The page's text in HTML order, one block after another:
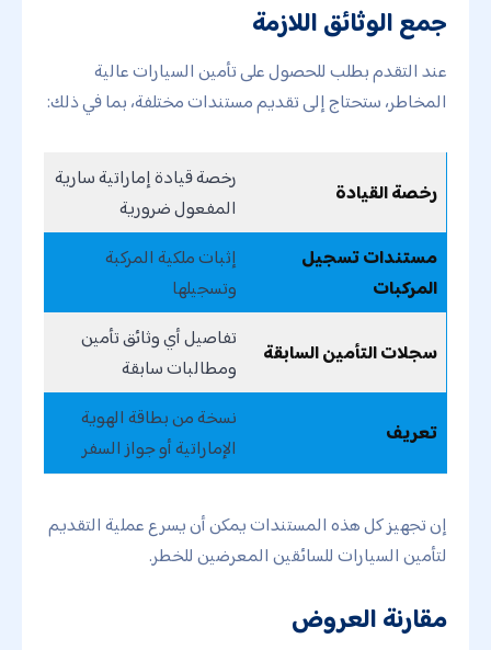
جمع الوثائق اللازمة
عند التقدم بطلب للحصول على تأمين السيارات عالية
المخاطر، ستحتاج إلى تقديم مستندات مختلفة، بما في ذلك:
رخصة القيادة
رخصة قيادة إماراتية سارية
المفعول ضرورية
مستندات تسجيل
المركبات
إثبات ملكية المركبة
وتسجيلها
سجلات التأمين السابقة
تفاصيل أي وثائق تأمين
ومطالبات سابقة
تعريف
نسخة من بطاقة الهوية
الإماراتية أو جواز السفر
إن تجهيز كل هذه المستندات يمكن أن يسرع عملية التقديم
لتأمين السيارات للسائقين المعرضين للخطر.
مقارنة العروض